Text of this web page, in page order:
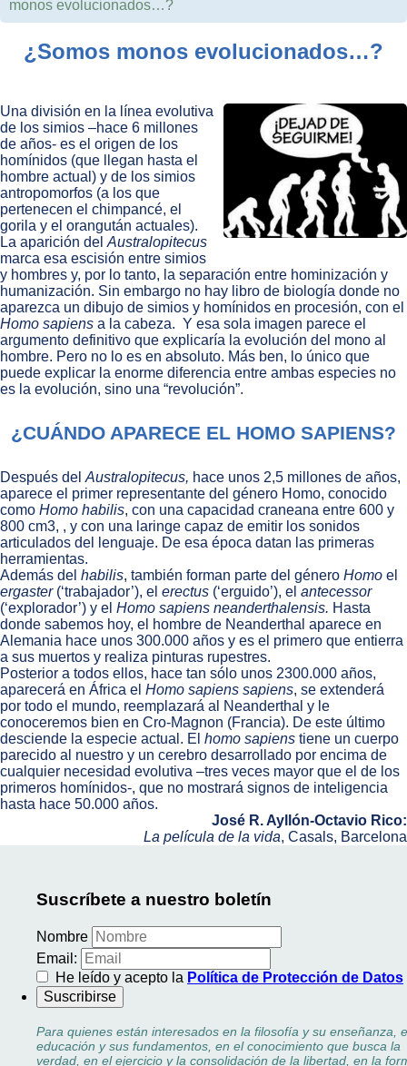
monos evolucionados…?
¿Somos monos evolucionados…?
Una división en la línea evolutiva
de los simios –hace 6 millones
de años- es el origen de los
homínidos (que llegan hasta el
hombre actual) y de los simios
antropomorfos (a los que
pertenecen el chimpancé, el
gorila y el orangután actuales).
La aparición del Australopitecus
marca esa escisión entre simios
y hombres y, por lo tanto, la separación entre hominización y
humanización. Sin embargo no hay libro de biología donde no
aparezca un dibujo de simios y homínidos en procesión, con el
Homo sapiens a la cabeza. Y esa sola imagen parece el
argumento definitivo que explicaría la evolución del mono al
hombre. Pero no lo es en absoluto. Más ben, lo único que
puede explicar la enorme diferencia entre ambas especies no
es la evolución, sino una “revolución”.
¿CUÁNDO APARECE EL HOMO SAPIENS?
Después del Australopitecus, hace unos 2,5 millones de años,
aparece el primer representante del género Homo, conocido
como Homo habilis, con una capacidad craneana entre 600 y
800 cm3, , y con una laringe capaz de emitir los sonidos
articulados del lenguaje. De esa época datan las primeras
herramientas.
Además del habilis, también forman parte del género Homo el
ergaster (‘trabajador’), el erectus (‘erguido’), el antecessor
(‘explorador’) y el Homo sapiens neanderthalensis. Hasta
donde sabemos hoy, el hombre de Neanderthal aparece en
Alemania hace unos 300.000 años y es el primero que entierra
a sus muertos y realiza pinturas rupestres.
Posterior a todos ellos, hace tan sólo unos 2300.000 años,
aparecerá en África el Homo sapiens sapiens, se extenderá
por todo el mundo, reemplazará al Neanderthal y le
conoceremos bien en Cro-Magnon (Francia). De este último
desciende la especie actual. El homo sapiens tiene un cuerpo
parecido al nuestro y un cerebro desarrollado por encima de
cualquier necesidad evolutiva –tres veces mayor que el de los
primeros homínidos-, que no mostrará signos de inteligencia
hasta hace 50.000 años.
José R. Ayllón-Octavio Rico:
La película de la vida, Casals, Barcelona
Suscríbete a nuestro boletín
Nombre
Email:
He leído y acepto la Política de Protección de Datos
Para quienes están interesados en la filosofía y su enseñanza,
educación y sus fundamentos, en el conocimiento que busca la
verdad, en el ejercicio y la consolidación de la libertad, en la